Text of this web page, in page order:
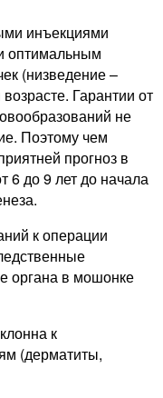
инъекциями
оптимальным
(низведение –
Гарантии от
не
Поэтому чем
прогноз в
6 до 9 лет до начала
к операции
органа в мошонке
к
(дерматиты,